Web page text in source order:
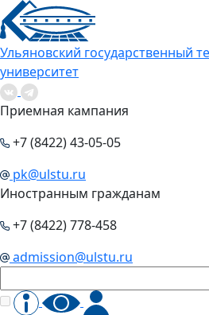
Ульяновский государственный
университет
Приемная кампания
+7 (8422) 43-05-05
pk@ulstu.ru
Иностранным гражданам
+7 (8422) 778-458
admission@ulstu.ru